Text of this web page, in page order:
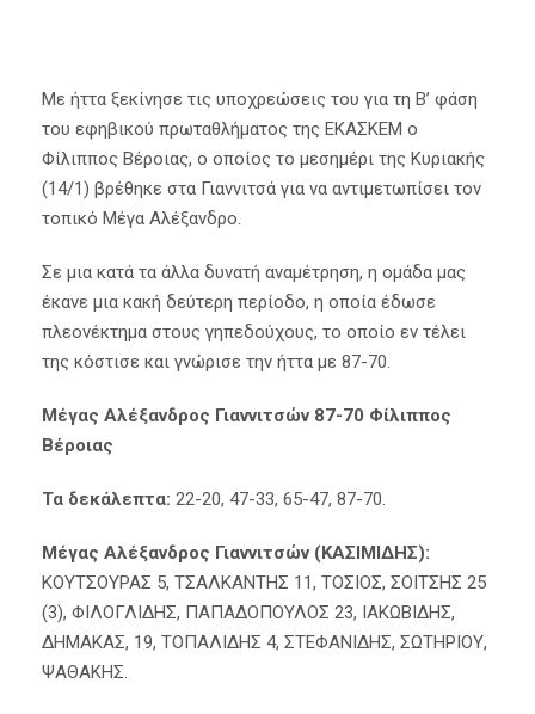
Με ήττα ξεκίνησε τις υποχρεώσεις του για τη Β’ φάση
του εφηβικού πρωταθλήματος της ΕΚΑΣΚΕΜ ο
Φίλιππος Βέροιας, ο οποίος το μεσημέρι της Κυριακής
(14/1) βρέθηκε στα Γιαννιτσά για να αντιμετωπίσει τον
τοπικό Μέγα Αλέξανδρο.
Σε μια κατά τα άλλα δυνατή αναμέτρηση, η ομάδα μας
έκανε μια κακή δεύτερη περίοδο, η οποία έδωσε
πλεονέκτημα στους γηπεδούχους, το οποίο εν τέλει
της κόστισε και γνώρισε την ήττα με 87-70.
Μέγας Αλέξανδρος Γιαννιτσών 87-70 Φίλιππος
Βέροιας
Τα δεκάλεπτα: 22-20, 47-33, 65-47, 87-70.
Μέγας Αλέξανδρος Γιαννιτσών (ΚΑΣΙΜΙΔΗΣ):
ΚΟΥΤΣΟΥΡΑΣ 5, ΤΣΑΛΚΑΝΤΗΣ 11, ΤΟΣΙΟΣ, ΣΟΙΤΣΗΣ 25
(3), ΦΙΛΟΓΛΙΔΗΣ, ΠΑΠΑΔΟΠΟΥΛΟΣ 23, ΙΑΚΩΒΙΔΗΣ,
ΔΗΜΑΚΑΣ, 19, ΤΟΠΑΛΙΔΗΣ 4, ΣΤΕΦΑΝΙΔΗΣ, ΣΩΤΗΡΙΟΥ,
ΨΑΘΑΚΗΣ.